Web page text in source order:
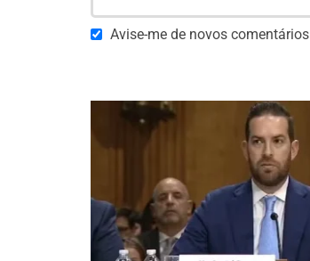
Avise-me de novos comentários